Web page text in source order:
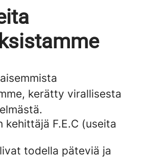
kerätty virallisesta
kehittäjä F.E.C (useita
todella päteviä ja